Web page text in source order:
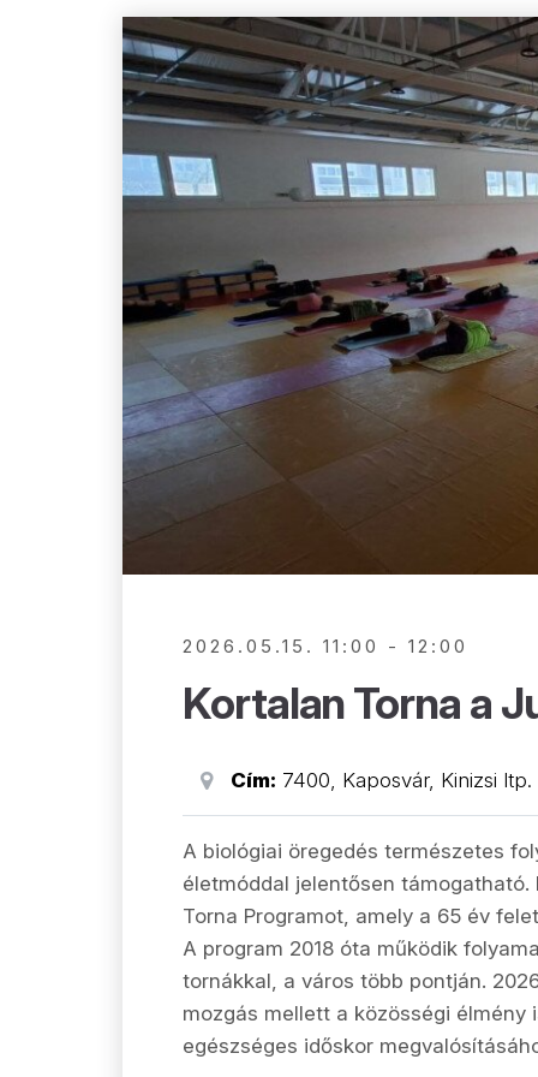
2026.05.15. 11:00 - 12:00
Kortalan Torna a
Cím: 7400, Kaposvár, Kinizsi ltp.
A biológiai öregedés természetes
életmóddal jelentősen
Torna Programot, amely a 65 év
A program 2018 óta működik
tornákkal, a város több pontján.
mozgás mellett a közösségi
egészséges időskor